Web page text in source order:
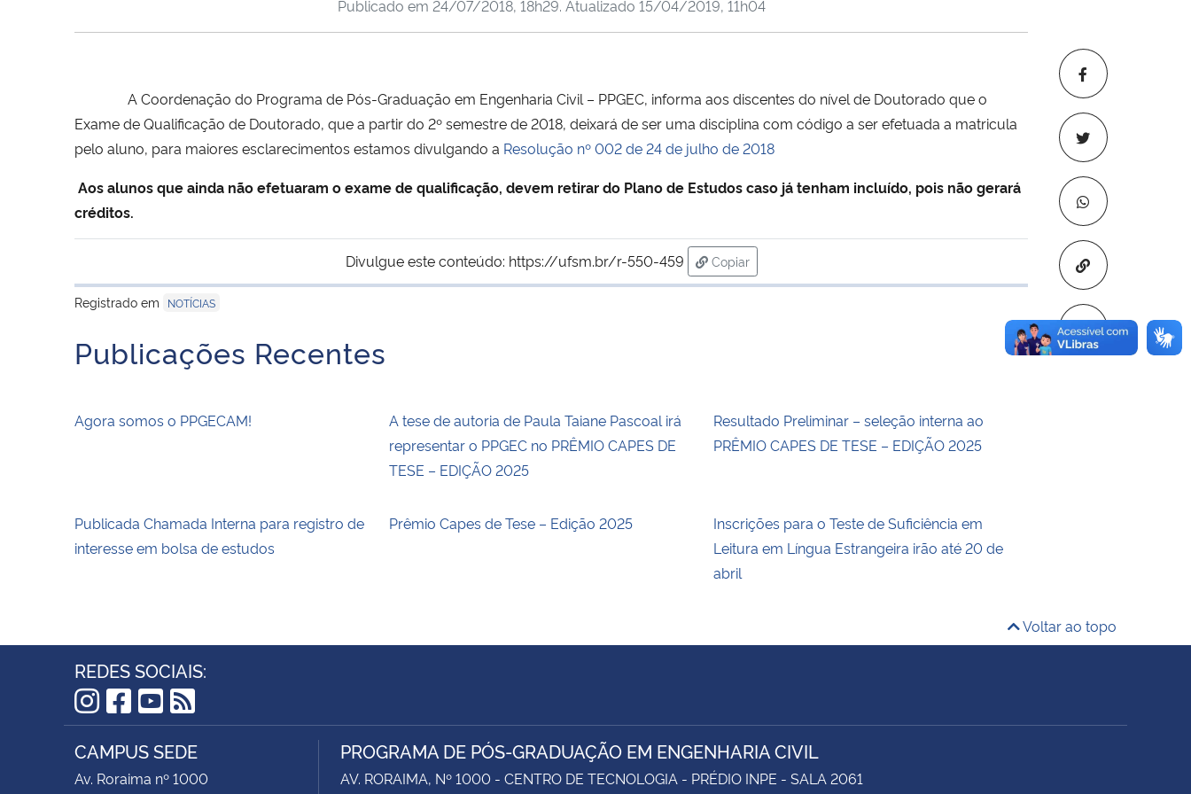
Copiar para
Publicado em 24/07/2018, 18h29. Atualizado 15/04/2019, 11h04
A Coordenação do Programa de Pós-Graduação em Engenharia Civil – PPGEC, informa aos discentes do nível de Doutorado que o
Exame de Qualificação de Doutorado, que a partir do 2º semestre de 2018, deixará de ser uma disciplina com código a ser efetuada a matricula
pelo aluno, para maiores esclarecimentos estamos divulgando a Resolução nº 002 de 24 de julho de 2018
Aos alunos que ainda não efetuaram o exame de qualificação, devem retirar do Plano de Estudos caso já tenham incluído, pois não gerará
créditos.
Divulgue este conteúdo: https://ufsm.br/r-550-459
Copiar
para área de transferência
Registrado em
NOTÍCIAS
Publicações Recentes
Agora somos o PPGECAM!
A tese de autoria de Paula Taiane Pascoal irá
representar o PPGEC no PRÊMIO CAPES DE
TESE – EDIÇÃO 2025
Resultado Preliminar – seleção interna ao
PRÊMIO CAPES DE TESE – EDIÇÃO 2025
Publicada Chamada Interna para registro de
interesse em bolsa de estudos
Prêmio Capes de Tese – Edição 2025
Inscrições para o Teste de Suficiência em
Leitura em Língua Estrangeira irão até 20 de
abril
Voltar ao topo
REDES SOCIAIS:
Instagram
Facebook
YouTube
RSS
CAMPUS SEDE
Av. Roraima nº 1000
PROGRAMA DE PÓS-GRADUAÇÃO EM ENGENHARIA CIVIL
AV. RORAIMA, Nº 1000 - CENTRO DE TECNOLOGIA - PRÉDIO INPE - SALA 2061